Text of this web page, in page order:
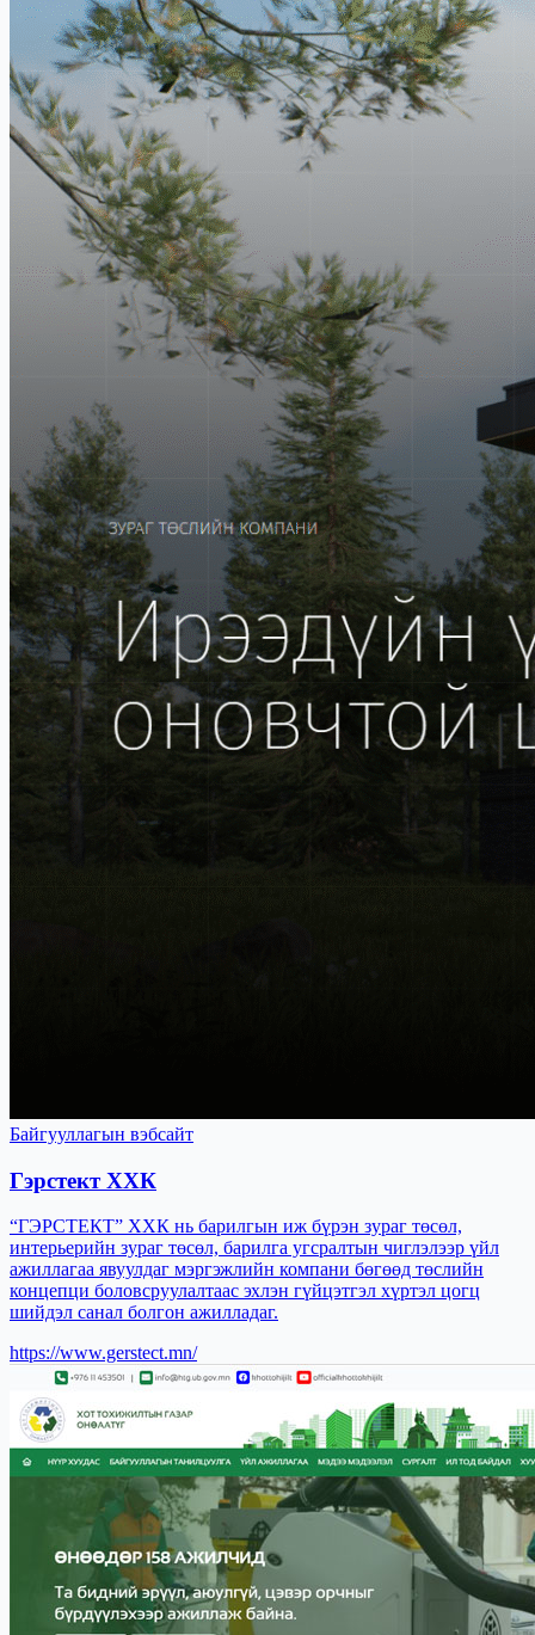
Байгууллагын вэбсайт
Гэрстект ХХК
“ГЭРСТЕКТ” ХХК нь барилгын иж бүрэн зураг төсөл,
интерьерийн зураг төсөл, барилга угсралтын чиглэлээр үйл
ажиллагаа явуулдаг мэргэжлийн компани бөгөөд төслийн
концепци боловсруулалтаас эхлэн гүйцэтгэл хүртэл цогц
шийдэл санал болгон ажилладаг.
https://www.gerstect.mn/